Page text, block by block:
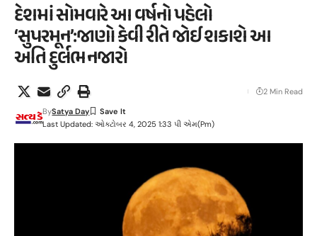
દેશમાં સોમવારે આ વર્ષનો પહેલો
‘સુપરમૂન’:જાણો કેવી રીતે જોઈ શકાશે આ
અતિ દુર્લભ નજારો
Last Updated: ઓક્ટોબર 4, 2025 1:33 પી એમ(pm)
BySatya Day
2 Min Read